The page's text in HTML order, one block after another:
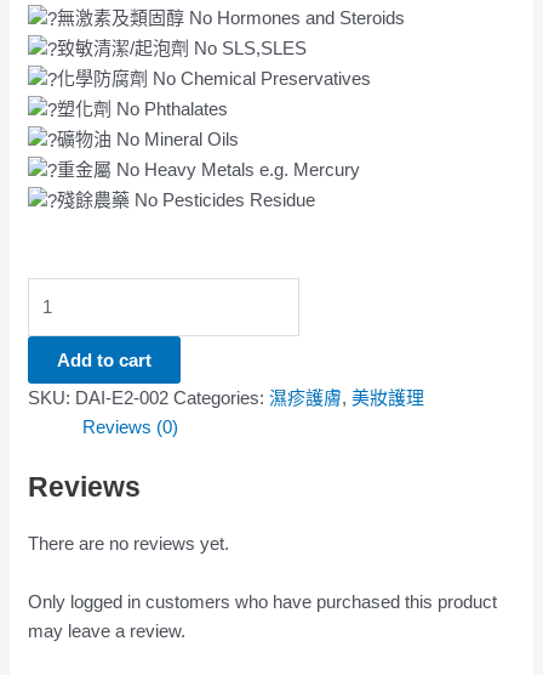
無激素及類固醇 No Hormones and Steroids
致敏清潔/起泡劑 No SLS,SLES
化學防腐劑 No Chemical Preservatives
塑化劑 No Phthalates
礦物油 No Mineral Oils
重金屬 No Heavy Metals e.g. Mercury
殘餘農藥 No Pesticides Residue
Add to cart
SKU: DAI-E2-002 Categories:濕疹護膚,美妝護理
Reviews (0)
Reviews
There are no reviews yet.
Only logged in customers who have purchased this product
may leave a review.